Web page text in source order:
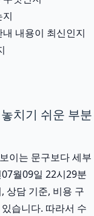
내용이 최신인지
치기 쉬운 부분
이는 문구보다 세부
월09일 22시29분
상담 기준, 비용 구
습니다. 따라서 수